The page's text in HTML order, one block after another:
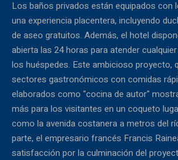
Los baños privados están equipados con
una experiencia placentera, incluyendo
de aseo gratuitos. Además, el hotel
abierta las 24 horas para atender
los huéspedes. Este ambicioso proyecto,
sectores gastronómicos con comidas
elaborados como "cocina de autor"
más para los visitantes en un coqueto
como la avenida costanera a metros del
parte, el empresario francés Francis
satisfacción por la culminación del